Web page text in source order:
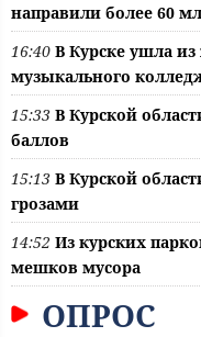
направили более 60
16:40 В Курске ушла
музыкального
15:33 В Курской
баллов
15:13 В Курской
грозами
14:52 Из курских
мешков мусора
ОПРОС